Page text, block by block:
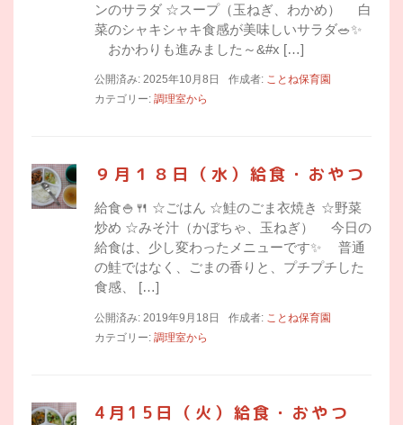
ンのサラダ ☆スープ（玉ねぎ、わかめ） 白
菜のシャキシャキ食感が美味しいサラダ🥗✨
おかわりも進みました～&#x […]
公開済み: 2025年10月8日 作成者: ことね保育園
カテゴリー: 調理室から
９月１８日（水）給食・おやつ
給食🍚🍴 ☆ごはん ☆鮭のごま衣焼き ☆野菜
炒め ☆みそ汁（かぼちゃ、玉ねぎ） 今日の
給食は、少し変わったメニューです✨ 普通
の鮭ではなく、ごまの香りと、プチプチした
食感、 […]
公開済み: 2019年9月18日 作成者: ことね保育園
カテゴリー: 調理室から
4月15日（火）給食・おやつ